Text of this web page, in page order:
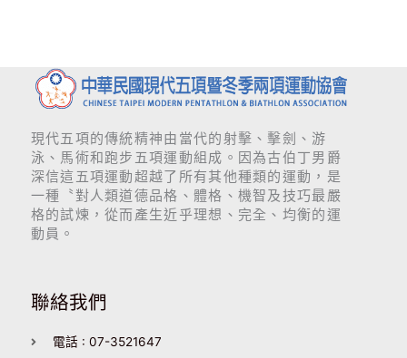
現代五項的傳統精神由當代的射擊、擊劍、游
泳、馬術和跑步五項運動組成。因為古伯丁男爵
深信這五項運動超越了所有其他種類的運動，是
一種〝對人類道德品格、體格、機智及技巧最嚴
格的試煉，從而產生近乎理想、完全、均衡的運
動員。
聯絡我們
電話 : 07-3521647